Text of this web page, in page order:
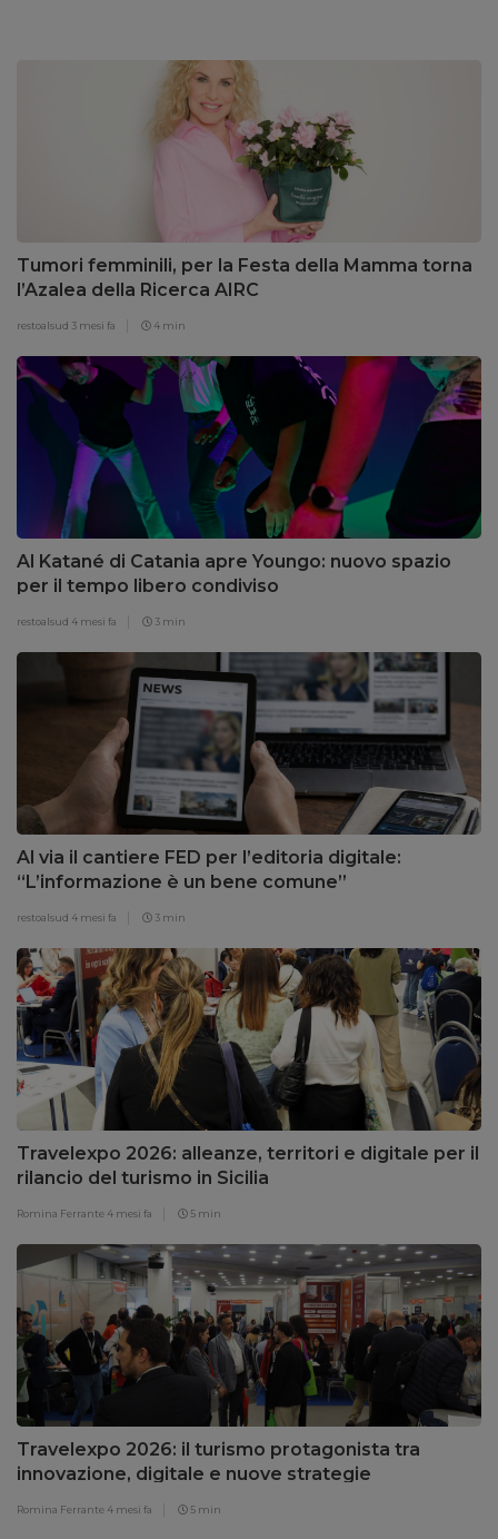
Tumori femminili, per la Festa della Mamma torna
l’Azalea della Ricerca AIRC
restoalsud 3 mesi fa 4 min
Al Katané di Catania apre Youngo: nuovo spazio
per il tempo libero condiviso
restoalsud 4 mesi fa 3 min
Al via il cantiere FED per l’editoria digitale:
“L’informazione è un bene comune”
restoalsud 4 mesi fa 3 min
Travelexpo 2026: alleanze, territori e digitale per il
rilancio del turismo in Sicilia
Romina Ferrante 4 mesi fa 5 min
Travelexpo 2026: il turismo protagonista tra
innovazione, digitale e nuove strategie
Romina Ferrante 4 mesi fa 5 min